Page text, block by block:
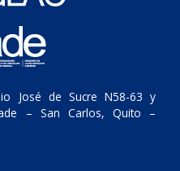
José de Sucre N58-63 y
– San Carlos, Quito –